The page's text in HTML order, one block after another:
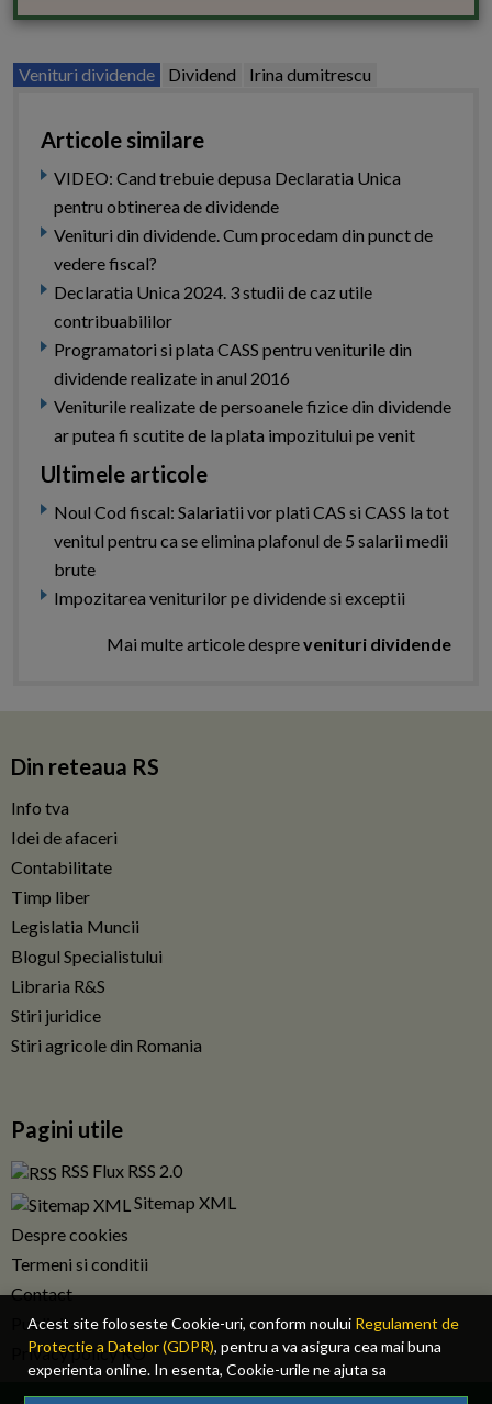
Acest site foloseste Cookie-uri, conform noului Regulament de
Protectie a Datelor (GDPR), pentru a va asigura cea mai buna
experienta online. In esenta, Cookie-urile ne ajuta sa
imbunatatim continutul de pe site, oferindu-va dvs., cititorul, o
Venituri dividende Dividend Irina dumitrescu
Articole similare
VIDEO: Cand trebuie depusa Declaratia Unica
pentru obtinerea de dividende
Venituri din dividende. Cum procedam din punct de
vedere fiscal?
Declaratia Unica 2024. 3 studii de caz utile
contribuabililor
Programatori si plata CASS pentru veniturile din
dividende realizate in anul 2016
Veniturile realizate de persoanele fizice din dividende
ar putea fi scutite de la plata impozitului pe venit
Ultimele articole
Noul Cod fiscal: Salariatii vor plati CAS si CASS la tot
venitul pentru ca se elimina plafonul de 5 salarii medii
brute
Impozitarea veniturilor pe dividende si exceptii
Mai multe articole desprevenituri dividende
Din reteaua RS
Info tva
Idei de afaceri
Contabilitate
Timp liber
Legislatia Muncii
Blogul Specialistului
Libraria R&S
Stiri juridice
Stiri agricole din Romania
Pagini utile
RSS Flux RSS 2.0
Sitemap XML
Despre cookies
Termeni si conditii
Contact
Publicitate
Privacy policy RO